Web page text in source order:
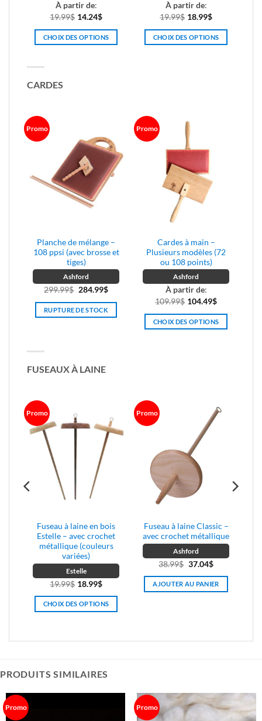
À partir de:
19.99$ 14.24$
CHOIX DES OPTIONS
peuvent
être
choisies
sur
page
À partir de:
19.99$ 18.99$
CHOIX DES OPTIONS
options
peuvent
être
choisies
sur
la
page
CARDES
Promo
Planche de mélange –
108 ppsi (avec brosse et
tiges)
Ashford
299.99$ Le
prix
initial
284.99$Le
prix
actuel
RUPTURE DE STOCK
Promo
Cardes à main –
Plusieurs modèles (72
ou 108 points)
Ashford
À partir de:
109.99$ 104.49$
CHOIX DES OPTIONS
peuvent
être
choisies
sur
page
du
FUSEAUX À LAINE
Promo
Fuseau à laine en bois
Estelle – avec crochet
métallique (couleurs
variées)
Estelle
19.99$ 18.99$
CHOIX DES OPTIONS
a
Les
options
Promo
Fuseau à laine Classic –
avec crochet métallique
Ashford
38.99$ Le
prix
initial
37.04$Le
prix
actuel
AJOUTER AU PANIER
PRODUITS SIMILAIRES
Promo Promo